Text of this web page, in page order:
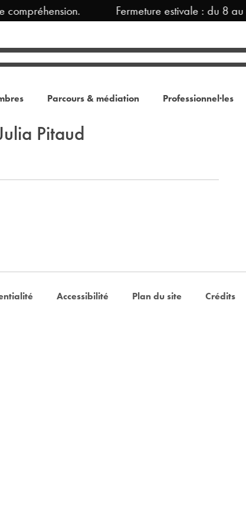
Fermeture estivale : du 8
Parcours & médiation Professionnel·les
Pitaud
Accessibilité Plan du site Crédits